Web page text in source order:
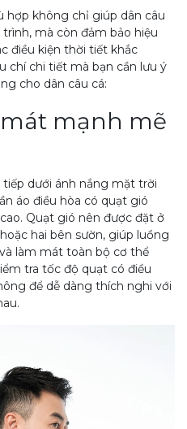
hợp không chỉ giúp dân câu
mà còn đảm bảo hiệu
điều kiện thời tiết khắc
chí chi tiết mà bạn cần lưu ý
cho dân câu cá:
mạnh mẽ
dưới ánh nắng mặt trời
áo điều hòa có quạt gió
Quạt gió nên được đặt ở
hai bên sườn, giúp luồng
làm mát toàn bộ cơ thể
tra tốc độ quạt có điều
để dễ dàng thích nghi với